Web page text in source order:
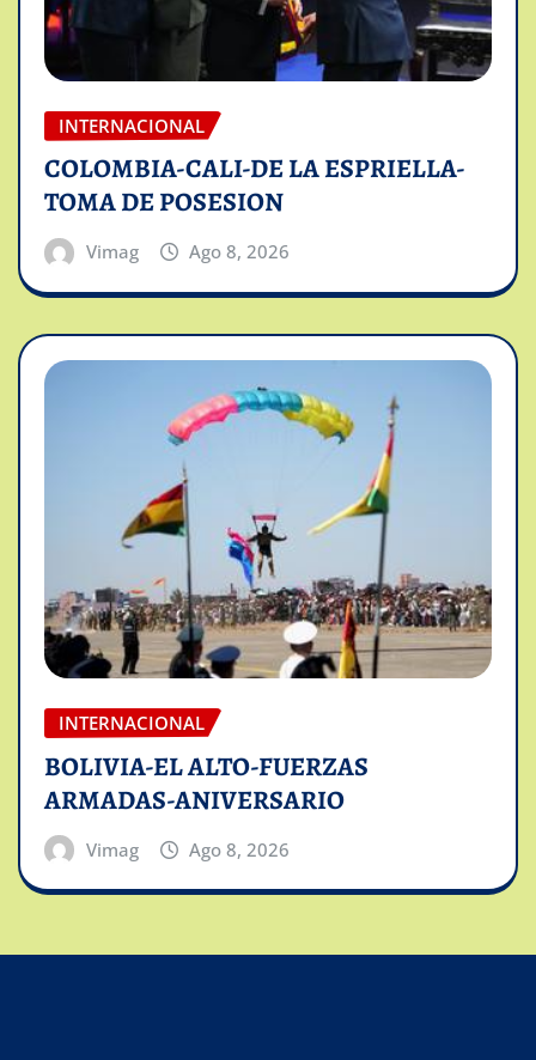
INTERNACIONAL
COLOMBIA-CALI-DE LA ESPRIELLA-
TOMA DE POSESION
Vimag Ago 8, 2026
INTERNACIONAL
BOLIVIA-EL ALTO-FUERZAS
ARMADAS-ANIVERSARIO
Vimag Ago 8, 2026